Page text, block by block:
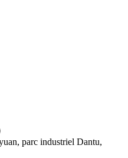
parc industriel Dantu,